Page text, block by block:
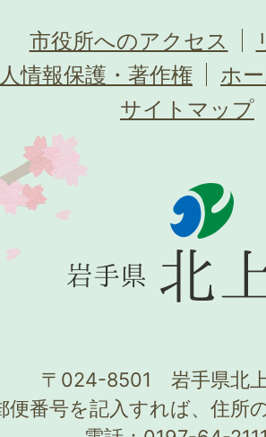
市役所へのアクセス
情報保護・著作権
ホ
サイトマップ
〒024-8501 岩手県北
便番号を記入すれば、住所